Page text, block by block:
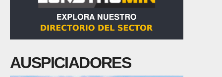
AUSPICIADORES